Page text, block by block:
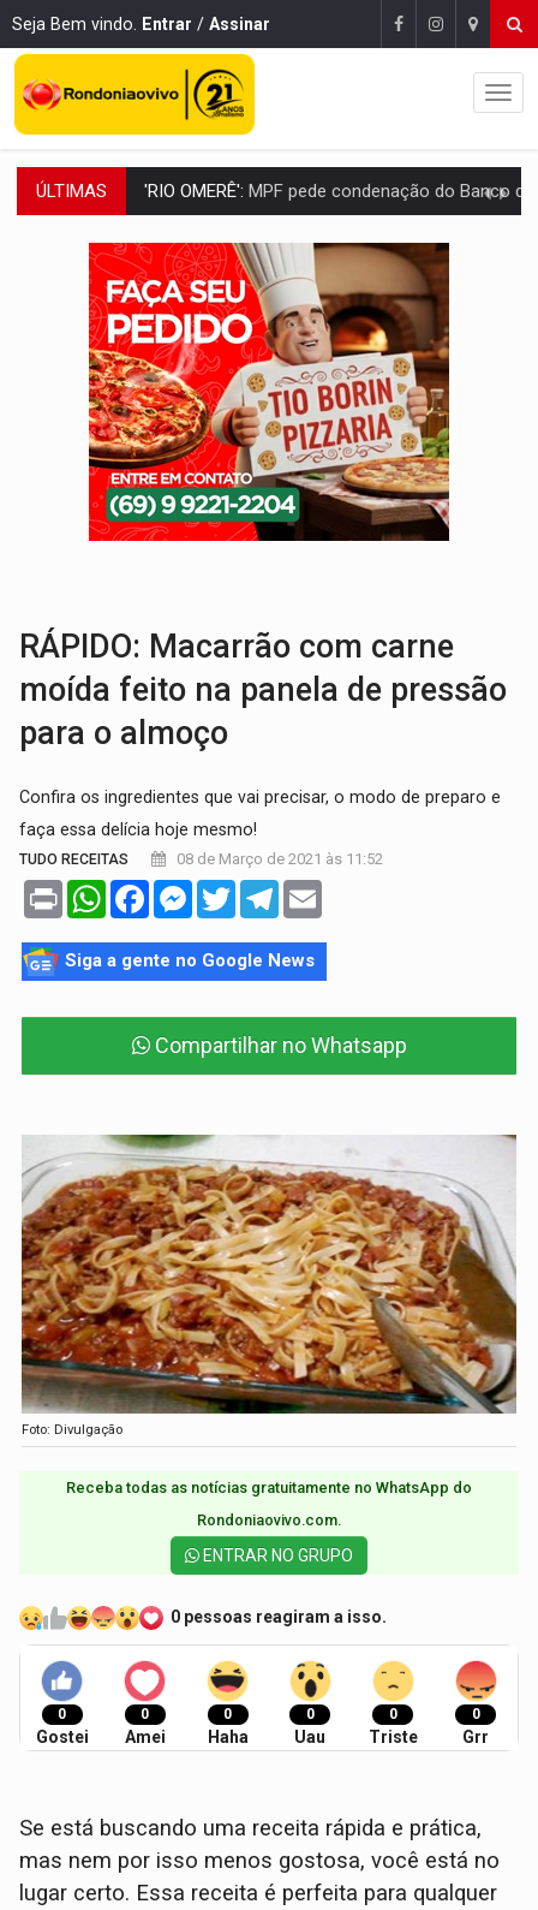
Seja Bem vindo. Entrar / Assinar
ÚLTIMAS INFRAESTRUTURA:Vilhena realiza audiência pública sobre
SEM SISTEMA:Falha afeta atendimentos na Policlínica
VÍDEO:Colisão entre motos deixa dois feridos próximo ao
SOLIDARIEDADE:Cadelinha com câncer precisa de
DESAPARECIDO: Família procura por cachorrinho
CASO MATHEUS:DHPP se mobiliza para tentar localizar corpo de
DÉFICIT DE MANDATO:Contas do governo de Rondônia expõem meta
CREDIBILIDADE:Superintendentes da PF defendem independência e apoio
RÁPIDO: Macarrão com carne
moída feito na panela de pressão
para o almoço
Confira os ingredientes que vai precisar, o modo de preparo e
faça essa delícia hoje mesmo!
TUDO RECEITAS 08 de Março de 2021 às 11:52
Print WhatsAppFacebookMessenger
TwitterTelegram
Siga a gente no Google News
Compartilhar no Whatsapp
Foto: Divulgação
Receba todas as notícias gratuitamente no WhatsApp do
Rondoniaovivo.com.​
ENTRAR NO GRUPO
0 pessoas reagiram a isso.
0
Gostei
0
Amei
0
Haha
0
Uau
0
Triste
0
Grr
Se está buscando uma receita rápida e prática,
mas nem por isso menos gostosa, você está no
lugar certo. Essa receita é perfeita para qualquer